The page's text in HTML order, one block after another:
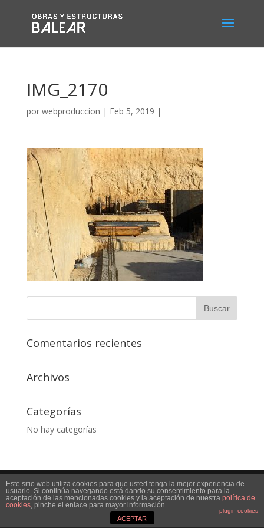
IMG_2170
por webproduccion | Feb 5, 2019 |
Comentarios recientes
Archivos
Categorías
No hay categorías
Desarrollado pordecaprint
Este sitio web utiliza cookies para que usted tenga la mejor experiencia de
usuario. Si continúa navegando está dando su consentimiento para la
aceptación de las mencionadas cookies y la aceptación de nuestra política de
cookies, pinche el enlace para mayor información.
plugin cookies
ACEPTAR